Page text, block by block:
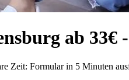
ab 33€
Zeit: Formular in 5 Minuten